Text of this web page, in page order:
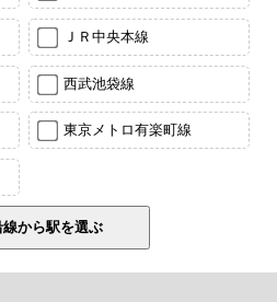
ＪＲ中央本線
西武池袋線
東京メトロ有楽町線